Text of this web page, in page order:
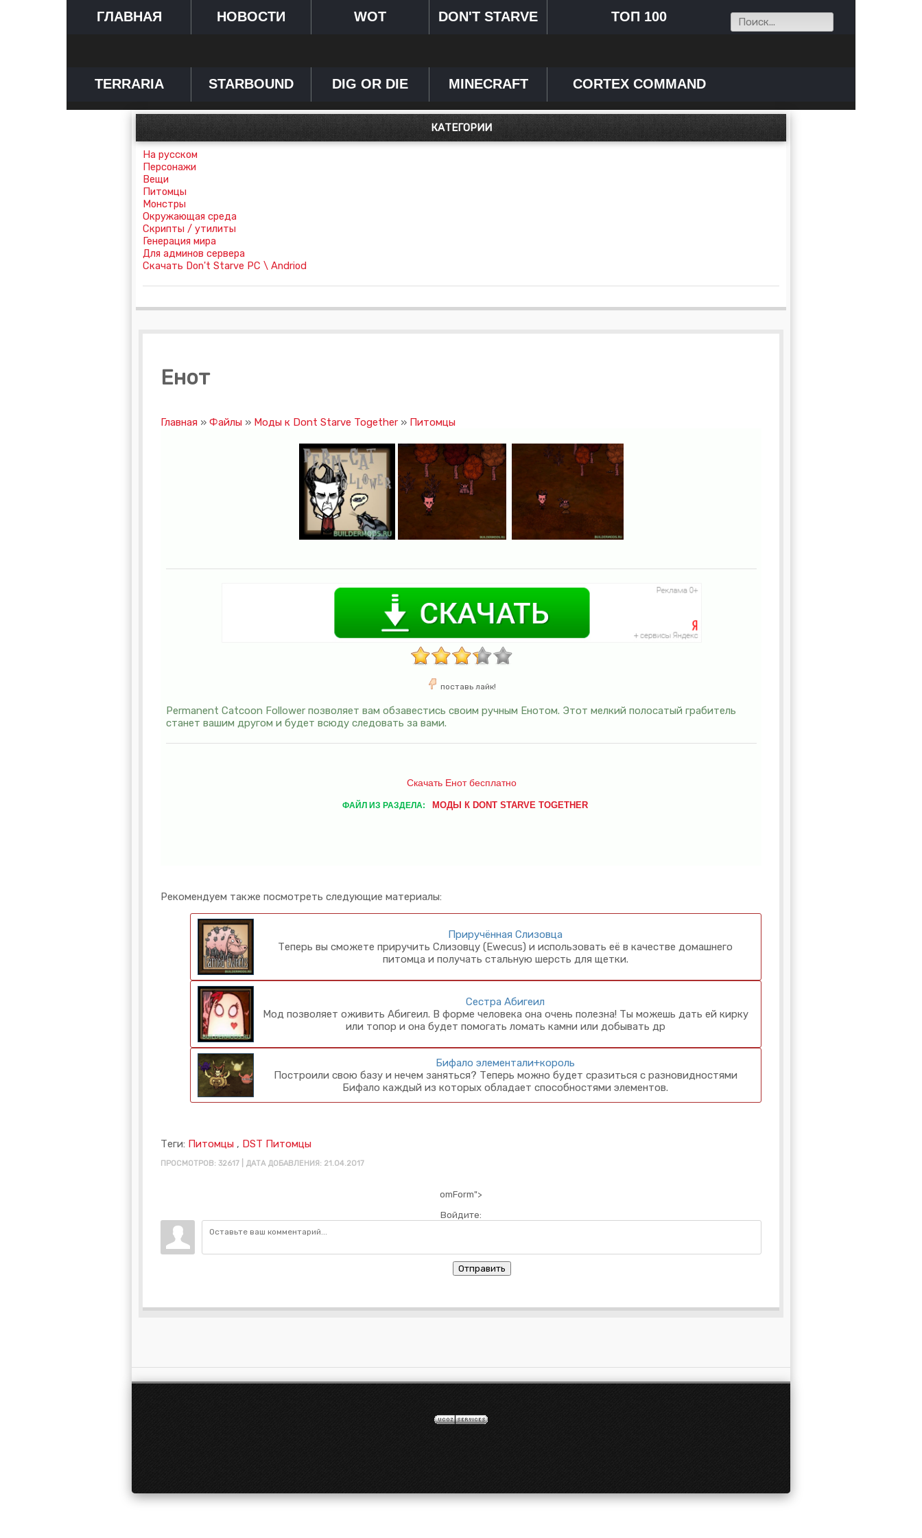
ГЛАВНАЯ НОВОСТИ WOT DON'T STARVE ТОП 100
TERRARIA STARBOUND DIG OR DIE MINECRAFT CORTEX COMMAND
КАТЕГОРИИ
На русском
Персонажи
Вещи
Питомцы
Монстры
Окружающая среда
Скрипты / утилиты
Генерация мира
Для админов сервера
Скачать Don't Starve PC \ Andriod
Енот
Главная » Файлы » Моды к Dont Starve Together » Питомцы
поставь лайк!
Permanent Catcoon Follower позволяет вам обзавестись своим ручным Енотом. Этот мелкий полосатый грабитель
станет вашим другом и будет всюду следовать за вами.
Скачать Енот бесплатно
ФАЙЛ ИЗ РАЗДЕЛА: МОДЫ К DONT STARVE TOGETHER
Рекомендуем также посмотреть следующие материалы:
Приручённая Слизовца
Теперь вы сможете приручить Слизовцу (Ewecus) и использовать её в качестве домашнего
питомца и получать стальную шерсть для щетки.
Сестра Абигеил
Мод позволяет оживить Абигеил. В форме человека она очень полезна! Ты можешь дать ей кирку
или топор и она будет помогать ломать камни или добывать др
Бифало элементали+король
Построили свою базу и нечем заняться? Теперь можно будет сразиться с разновидностями
Бифало каждый из которых обладает способностями элементов.
Теги: Питомцы , DST Питомцы
ПРОСМОТРОВ: 32617 | ДАТА ДОБАВЛЕНИЯ: 21.04.2017
omForm">
Войдите:
Отправить